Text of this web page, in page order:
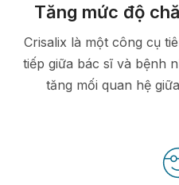
Tăng mức độ
Crisalix là một công cụ
tiếp giữa bác sĩ và bệnh
tăng mối quan hệ